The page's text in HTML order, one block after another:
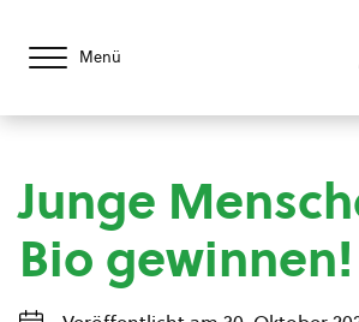
Menü
Junge
Bio gewinnen!